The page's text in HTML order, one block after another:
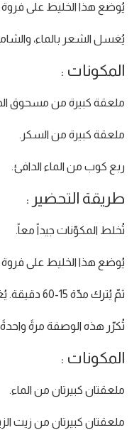
يُوضع هذا الخليط على فروة
يُغسل الشعر بالماء،
المكونات :
ملعقة كبيرة من مسحوق
ملعقة كبيرة من السكر.
ربع كوب من الماء الدافئ.
طريقة التحضير :
تُخلط المكوّنات جيداً معاً.
يُوضع هذا الخليط على فروة
ثمّ يُترك مدّة 15-60 دقيقة. يُغسل الشعر بالشامبو.
تُكرّر هذه الوصفة مرةً
المكونات :
ملعقتان كبيرتان من الماء.
ملعقتان كبيرتان من زيت